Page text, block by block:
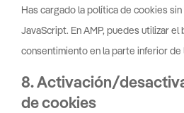
Has cargado la política de cookies
JavaScript. En AMP, puedes utilizar
consentimiento en la parte inferior de
8. Activación/
de cookies